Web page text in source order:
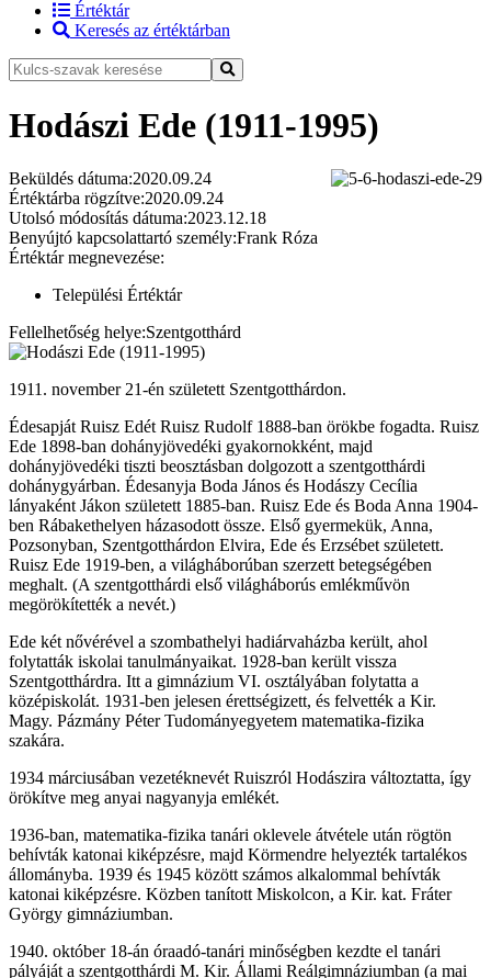
Értéktár
Keresés az értéktárban
Hodászi Ede (1911-1995)
Beküldés dátuma:2020.09.24
Értéktárba rögzítve:2020.09.24
Utolsó módosítás dátuma:2023.12.18
Benyújtó kapcsolattartó személy:Frank Róza
Értéktár megnevezése:
Települési Értéktár
Fellelhetőség helye:Szentgotthárd
1911. november 21-én született Szentgotthárdon.
Édesapját Ruisz Edét Ruisz Rudolf 1888-ban örökbe fogadta. Ruisz
Ede 1898-ban dohányjövedéki gyakornokként, majd
dohányjövedéki tiszti beosztásban dolgozott a szentgotthárdi
dohánygyárban. Édesanyja Boda János és Hodászy Cecília
lányaként Jákon született 1885-ban. Ruisz Ede és Boda Anna 1904-
ben Rábakethelyen házasodott össze. Első gyermekük, Anna,
Pozsonyban, Szentgotthárdon Elvira, Ede és Erzsébet született.
Ruisz Ede 1919-ben, a világháborúban szerzett betegségében
meghalt. (A szentgotthárdi első világháborús emlékművön
megörökítették a nevét.)
Ede két nővérével a szombathelyi hadiárvaházba került, ahol
folytatták iskolai tanulmányaikat. 1928-ban került vissza
Szentgotthárdra. Itt a gimnázium VI. osztályában folytatta a
középiskolát. 1931-ben jelesen érettségizett, és felvették a Kir.
Magy. Pázmány Péter Tudományegyetem matematika-fizika
szakára.
1934 márciusában vezetéknevét Ruiszról Hodászira változtatta, így
örökítve meg anyai nagyanyja emlékét.
1936-ban, matematika-fizika tanári oklevele átvétele után rögtön
behívták katonai kiképzésre, majd Körmendre helyezték tartalékos
állományba. 1939 és 1945 között számos alkalommal behívták
katonai kiképzésre. Közben tanított Miskolcon, a Kir. kat. Fráter
György gimnáziumban.
1940. október 18-án óraadó-tanári minőségben kezdte el tanári
pályáját a szentgotthárdi M. Kir. Állami Reálgimnáziumban (a mai